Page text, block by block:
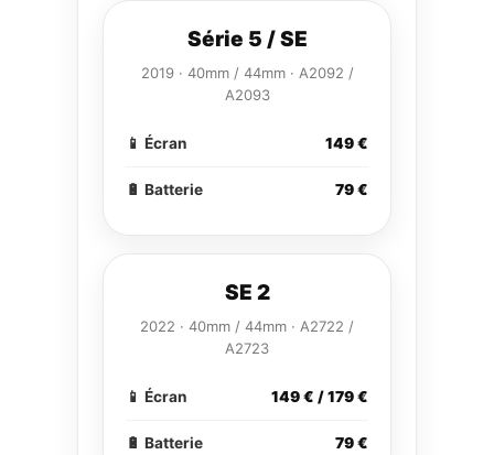
Série 5 / SE
2019 · 40mm / 44mm · A2092 /
A2093
📱 Écran 149 €
🔋 Batterie 79 €
SE 2
2022 · 40mm / 44mm · A2722 /
A2723
📱 Écran 149 € / 179 €
🔋 Batterie 79 €